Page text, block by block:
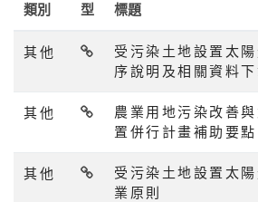
類別
型
標題
其他
受污染土地設置太
序說明及相關資料下
其他
農業用地污染改善
置併行計畫補助要點
其他
受污染土地設置太
業原則